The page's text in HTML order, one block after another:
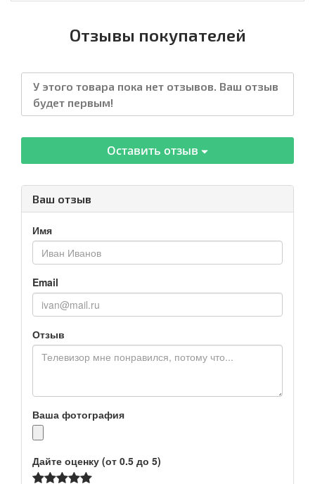
Отзывы покупателей
У этого товара пока нет отзывов. Ваш отзыв
будет первым!
Оставить отзыв
Ваш отзыв
Имя
Email
Отзыв
Ваша фотография
Дайте оценку (от 0.5 до 5)